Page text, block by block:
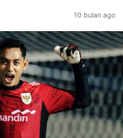
10 bulan ago